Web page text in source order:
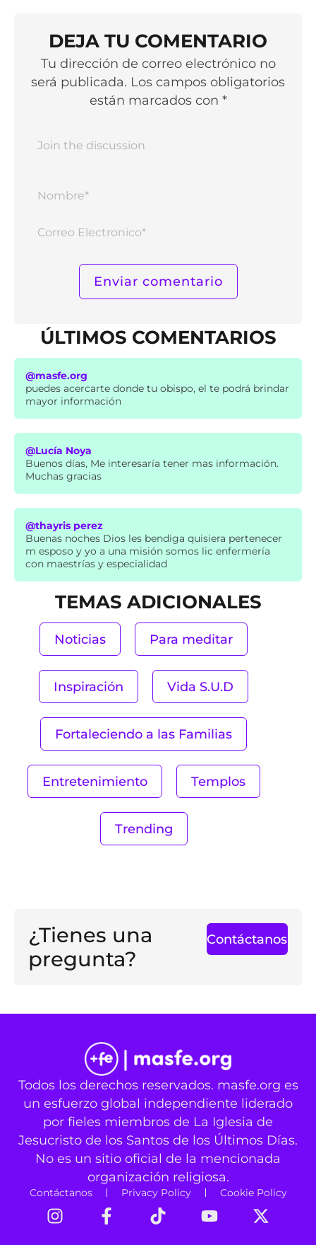
DEJA TU COMENTARIO
Tu dirección de correo electrónico no
será publicada. Los campos obligatorios
están marcados con *
ÚLTIMOS COMENTARIOS
@masfe.org
puedes acercarte donde tu obispo, el te podrá brindar
mayor información
@Lucía Noya
Buenos días, Me interesaría tener mas información.
Muchas gracias
@thayris perez
Buenas noches Dios les bendiga quisiera pertenecer
m esposo y yo a una misión somos lic enfermería
con maestrías y especialidad
TEMAS ADICIONALES
Noticias Para meditar
Inspiración Vida S.U.D
Fortaleciendo a las Familias
Entretenimiento Templos
Trending
¿Tienes una
pregunta?
Contáctanos
Todos los derechos reservados. masfe.org es
un esfuerzo global independiente liderado
por fieles miembros de La Iglesia de
Jesucristo de los Santos de los Últimos Días.
No es un sitio oficial de la mencionada
organización religiosa.
Contáctanos Privacy Policy Cookie Policy